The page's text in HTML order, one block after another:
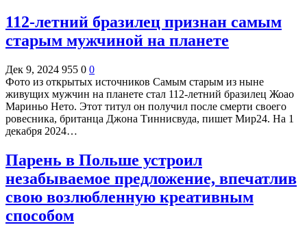
112-летний бразилец признан самым
старым мужчиной на планете
Дек 9, 2024 955 0 0
Фото из открытых источников Самым старым из ныне
живущих мужчин на планете стал 112-летний бразилец Жоао
Мариньо Нето. Этот титул он получил после смерти своего
ровесника, британца Джона Тиннисвуда, пишет Мир24. На 1
декабря 2024…
Парень в Польше устроил
незабываемое предложение, впечатлив
свою возлюбленную креативным
способом